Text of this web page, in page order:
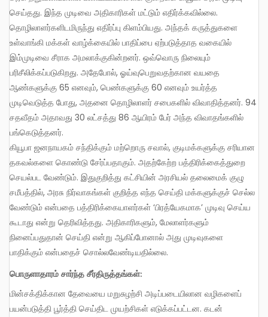
செய்தது. இந்த முடிவை அதிகாரிகள் மட்டும் எதிர்க்கவில்லை.
தொழிலாளர்களிடமிருந்து எதிர்ப்பு கிளம்பியது. அந்தக் கருத்துகளை
உள்வாங்கி மக்கள் வாழ்க்கையில் பாதிப்பை ஏற்படுத்தாத வகையில்
இம்முடிவை சீராக அமலாக்குகின்றனர். ஒவ்வொரு நிலையும்
பரிசீலிக்கப்படுகிறது. அதேபோல், ஓய்வுபெறுவதற்கான வயதை
ஆண்களுக்கு 65 எனவும், பெண்களுக்கு 60 எனவும் உயர்த்த
முடிவெடுத்த போது, அதனை தொழிலாளர் சபைகளில் விவாதித்தனர். 94
சதவீதம் அதாவது 30 லட்சத்து 86 ஆயிரம் பேர் அந்த விவாதங்களில்
பங்கெடுத்தனர்.
கியூபா ஜனநாயகம் சந்திக்கும் மற்றொரு சவால், குடிமக்களுக்கு சரியான
தகவல்களை கொண்டு சேர்ப்பதாகும். அதற்கேற்ற பத்திரிக்கைத்துறை
செயல்பட வேண்டும். இதுகுறித்து கட்சியின் அரசியல் தலைமைக் குழு
சமீபத்தில், அரசு நிர்வாகங்கள் குறித்த எந்த செய்தி மக்களுக்குச் செல்ல
வேண்டும் என்பதை பத்திரிக்கையாளர்கள் ‘பிரத்யேகமாக’ முடிவு செய்ய
கூடாது என்று தெரிவித்தது. அதிகாரிகளும், மேலாளர்களும்
நினைப்பதுதான் செய்தி என்று ஆகிப்போனால் அது முடிவுகளை
பாதிக்கும் என்பதைச் சொல்லவேண்டியதில்லை.
பொருளாதாரம் சார்ந்த சீர்திருத்தங்கள்:
மின்சக்திக்கான தேவையை மறுசுழற்சி அடிப்படையிலான வழிகளைப்
பயன்படுத்தி பூர்த்தி செய்திட முயற்சிகள் எடுக்கப்பட்டன. கடன்